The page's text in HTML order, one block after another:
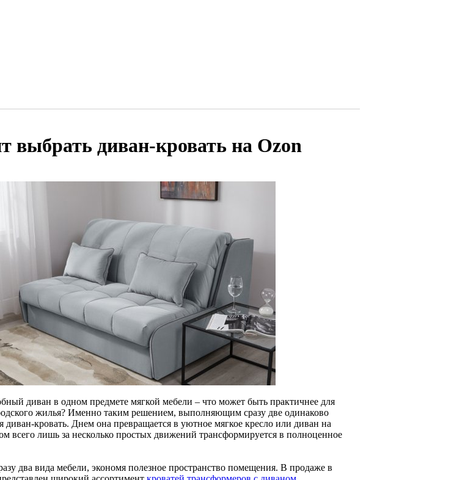
выбрать диван-кровать на Ozon
диван в одном предмете мягкой мебели – что может быть практичнее для
жилья? Именно таким решением, выполняющим сразу две одинаково
кровать. Днем она превращается в уютное мягкое кресло или диван на
всего лишь за несколько простых движений трансформируется в полноценное
два вида мебели, экономя полезное пространство помещения. В продаже в